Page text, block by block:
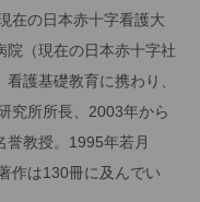
在の日本赤十字看護大
院（現在の日本赤十字社
護基礎教育に携わり、
究所所長、2003年から
誉教授。1995年若月
作は130冊に及んでい